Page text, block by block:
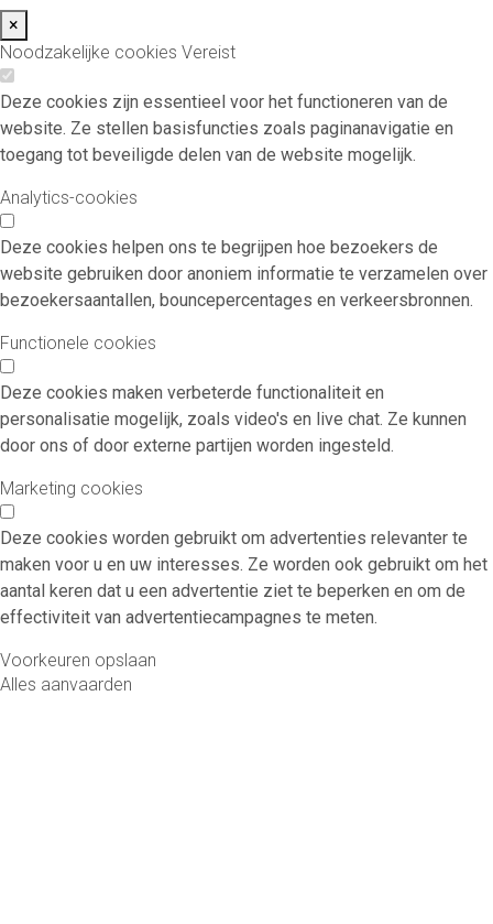
×
Noodzakelijke cookies Vereist
Deze cookies zijn essentieel voor het functioneren van de
website. Ze stellen basisfuncties zoals paginanavigatie en
toegang tot beveiligde delen van de website mogelijk.
Analytics-cookies
Deze cookies helpen ons te begrijpen hoe bezoekers de
website gebruiken door anoniem informatie te verzamelen over
bezoekersaantallen, bouncepercentages en verkeersbronnen.
Functionele cookies
Deze cookies maken verbeterde functionaliteit en
personalisatie mogelijk, zoals video's en live chat. Ze kunnen
door ons of door externe partijen worden ingesteld.
Marketing cookies
Deze cookies worden gebruikt om advertenties relevanter te
maken voor u en uw interesses. Ze worden ook gebruikt om het
aantal keren dat u een advertentie ziet te beperken en om de
effectiviteit van advertentiecampagnes te meten.
Voorkeuren opslaan
Alles aanvaarden